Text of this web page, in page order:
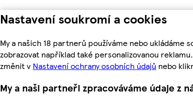
Nastavení soukromí a cookies
My a našich 18 partnerů používáme nebo
zobrazovat například také personalizovanou
změnit v Nastavení ochrany osobních údajů nebo
My a naši partneři zpracováváme údaje z